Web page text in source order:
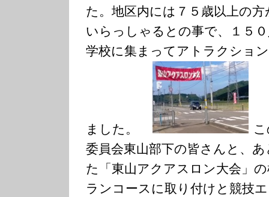
た。地区内には７５歳以上の
いらっしゃるとの事で、１５
学校に集まってアトラクショ
ました。
委員会東山部下の皆さんと、
た「東山アクアスロン大会」
ランコースに取り付けと競技